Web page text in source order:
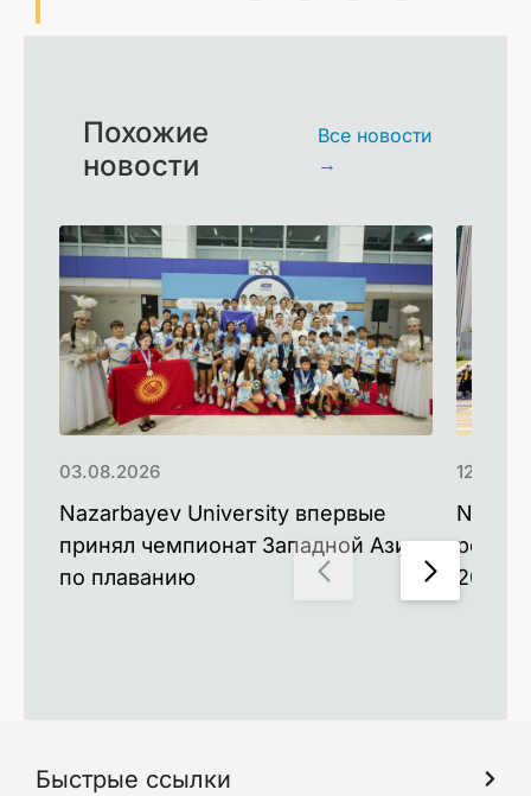
Похожие
новости
Все новости
→
Nazarbayev University впервые
принял чемпионат Западной Азии
по плаванию
03.08.2026
2026
Быстрые ссылки